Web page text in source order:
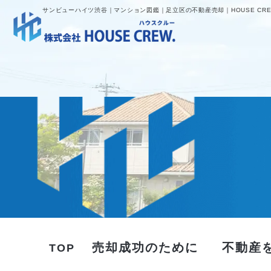
サンビューハイツ渋谷｜マンション図鑑｜足立区の不動産売却｜HOUSE
TOP 売却成功のために 不動産